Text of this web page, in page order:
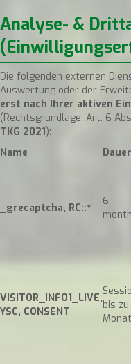
Analyse- &
Die folgenden externen
Auswertung oder der
erst nach Ihrer aktiven
(Rechtsgrundlage: Art. 6
TKG 2021):
Name
Dauer
_grecaptcha, RC::*
6
VISITOR_INFO1_LIVE,
YSC, CONSENT
bis